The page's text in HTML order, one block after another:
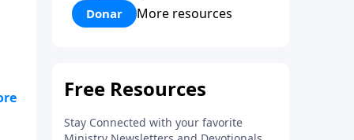
Donar More resources